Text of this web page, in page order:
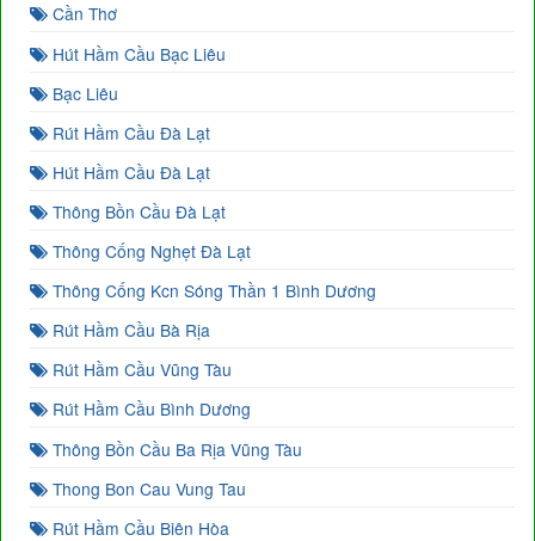
Cần Thơ
Hút Hầm Cầu Bạc Liêu
Bạc Liêu
Rút Hầm Cầu Đà Lạt
Hút Hầm Cầu Đà Lạt
Thông Bồn Cầu Đà Lạt
Thông Cống Nghẹt Đà Lạt
Thông Cống Kcn Sóng Thần 1 Bình Dương
Rút Hầm Cầu Bà Rịa
Rút Hầm Cầu Vũng Tàu
Rút Hầm Cầu Bình Dương
Thông Bồn Cầu Ba Rịa Vũng Tàu
Thong Bon Cau Vung Tau
Rút Hầm Cầu Biên Hòa